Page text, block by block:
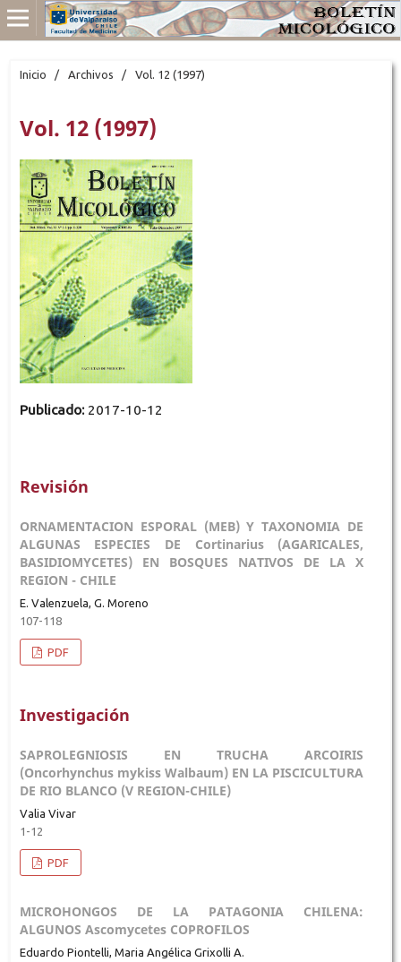
Inicio / Archivos / Vol. 12 (1997)
Vol. 12 (1997)
Publicado: 2017-10-12
Revisión
ORNAMENTACION ESPORAL (MEB) Y TAXONOMIA DE
ALGUNAS ESPECIES DE Cortinarius (AGARICALES,
BASIDIOMYCETES) EN BOSQUES NATIVOS DE LA X
REGION - CHILE
E. Valenzuela, G. Moreno
107-118
PDF
Investigación
SAPROLEGNIOSIS EN TRUCHA ARCOIRIS
(Oncorhynchus mykiss Walbaum) EN LA PISCICULTURA
DE RIO BLANCO (V REGION-CHILE)
Valia Vivar
1-12
PDF
MICROHONGOS DE LA PATAGONIA CHILENA:
ALGUNOS Ascomycetes COPROFILOS
Eduardo Piontelli, Maria Angélica Grixolli A.